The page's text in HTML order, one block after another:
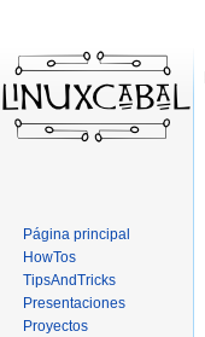
Página principal
HowTos
TipsAndTricks
Presentaciones
Proyectos